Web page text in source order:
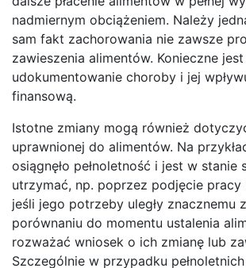
nadmiernym obciążeniem. Należy
sam fakt zachorowania nie zawsze
zawieszenia alimentów. Konieczne jest
udokumentowanie choroby i jej
finansową.
Istotne zmiany mogą również
uprawnionej do alimentów. Na
osiągnęło pełnoletność i jest w stanie
utrzymać, np. poprzez podjęcie pracy
jeśli jego potrzeby uległy znacznemu
porównaniu do momentu ustalenia
rozważać wniosek o ich zmianę lub
Szczególnie w przypadku